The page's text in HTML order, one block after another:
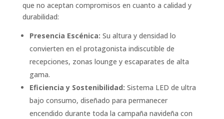
que no aceptan compromisos en cuanto a calidad y
durabilidad:
Presencia Escénica: Su altura y densidad lo
convierten en el protagonista indiscutible de
recepciones, zonas lounge y escaparates de alta
gama.
Eficiencia y Sostenibilidad: Sistema LED de ultra
bajo consumo, diseñado para permanecer
encendido durante toda la campaña navideña con